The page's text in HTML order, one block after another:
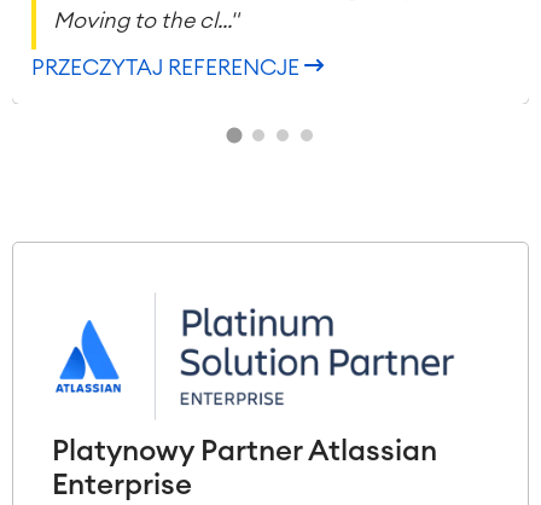
Moving to the cl..."
PRZECZYTAJ REFERENCJE
Platynowy Partner Atlassian
Enterprise